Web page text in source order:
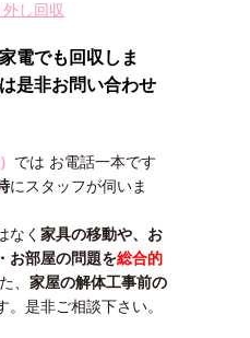
し回収
電でも回収しま
是非お問い合わせ
では お電話一本です
にスタッフが伺いま
なく 家具の移動や、 お
お部屋の問題を総合的
、 家屋の解体工事前の
。是非ご相談下さい。